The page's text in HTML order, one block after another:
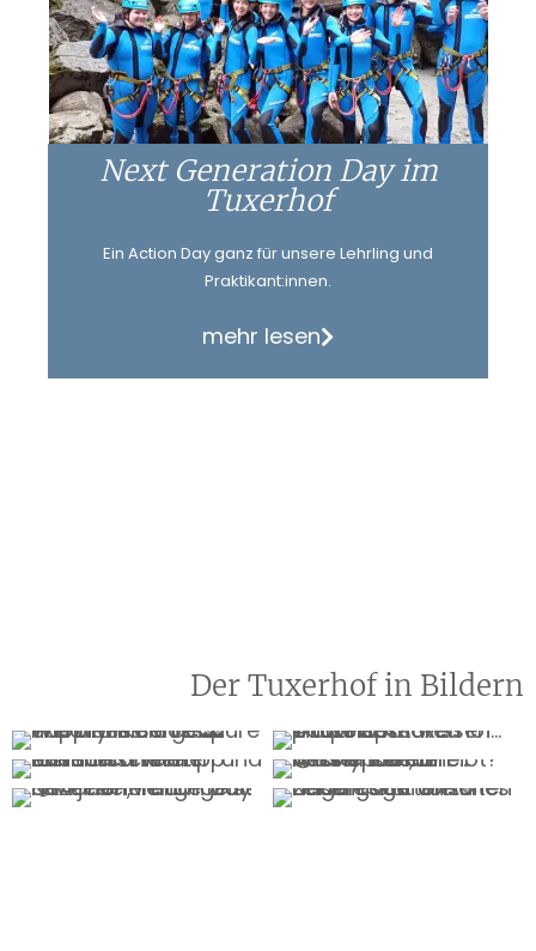
Next Generation Day im
Tuxerhof
Ein Action Day ganz für unsere Lehrling und
Praktikant:innen.
mehr lesen
Der Tuxerhof in Bildern